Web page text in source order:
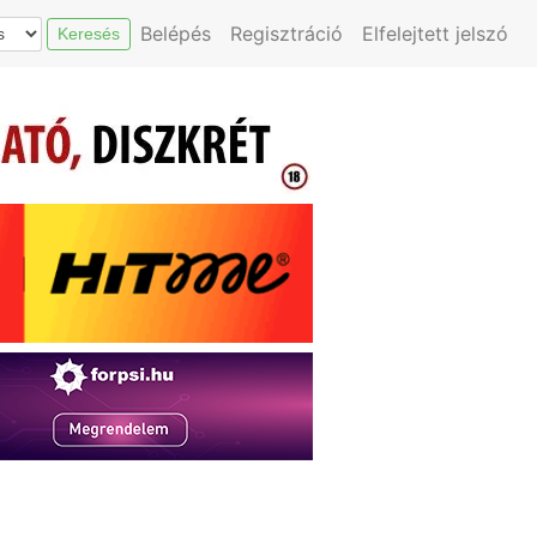
Keresés Belépés Regisztráció Elfelejtett jelszó